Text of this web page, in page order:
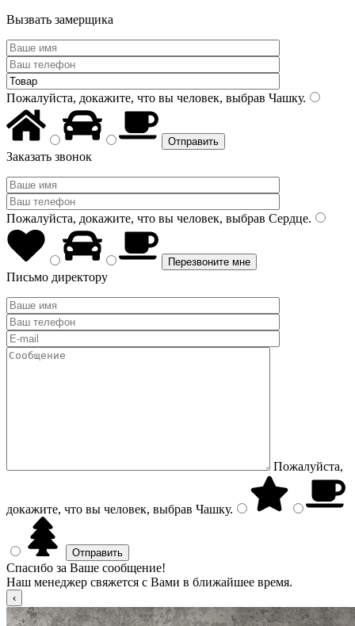
Вызвать замерщика
Пожалуйста, докажите, что вы человек, выбрав Чашку.
Заказать звонок
Пожалуйста, докажите, что вы человек, выбрав Сердце.
Письмо директору
Пожалуйста,
докажите, что вы человек, выбрав Чашку.
Спасибо за Ваше сообщение!
Наш менеджер свяжется с Вами в ближайшее время.